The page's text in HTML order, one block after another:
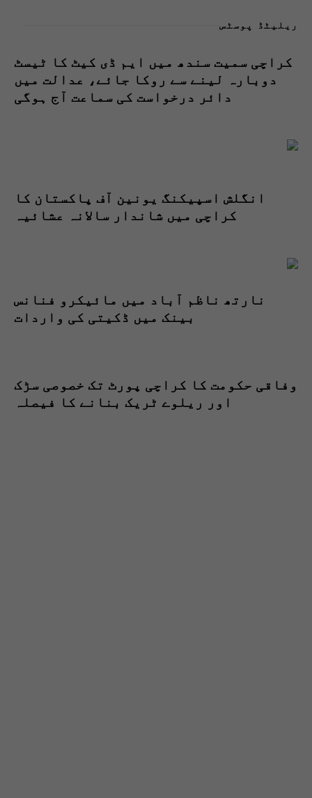
ریلیٹڈ پوسٹس
کراچی سمیت سندھ میں ایم ڈی کیٹ کا ٹیسٹ
دوبارہ لینے سے روکا جائے، عدالت میں
دائر درخواست کی سماعت آج ہوگی
انگلش اسپیکنگ یونین آف پاکستان کا
کراچی میں شاندار سالانہ عشائیہ
نارتھ ناظم آباد میں مائیکرو فنانس
بینک میں ڈکیتی کی واردات
وفاقی حکومت کا کراچی پورٹ تک خصوصی سڑک
اور ریلوے ٹریک بنانے کا فیصلہ